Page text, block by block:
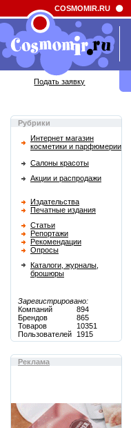
Field 'news_title' doesn't have a default
Рубрики
Интернет магазин
косметики и парфюмерии
Салоны красоты
Акции и распродажи
Издательства
Печатные издания
Статьи
Репортажи
Рекомендации
Опросы
Каталоги, журналы,
брошюры
Зарегистрировано:
Компаний
894
Брендов
865
Товаров
10351
Пользователей
1915
Реклама
COSMOMIR.RU
Подать заявку